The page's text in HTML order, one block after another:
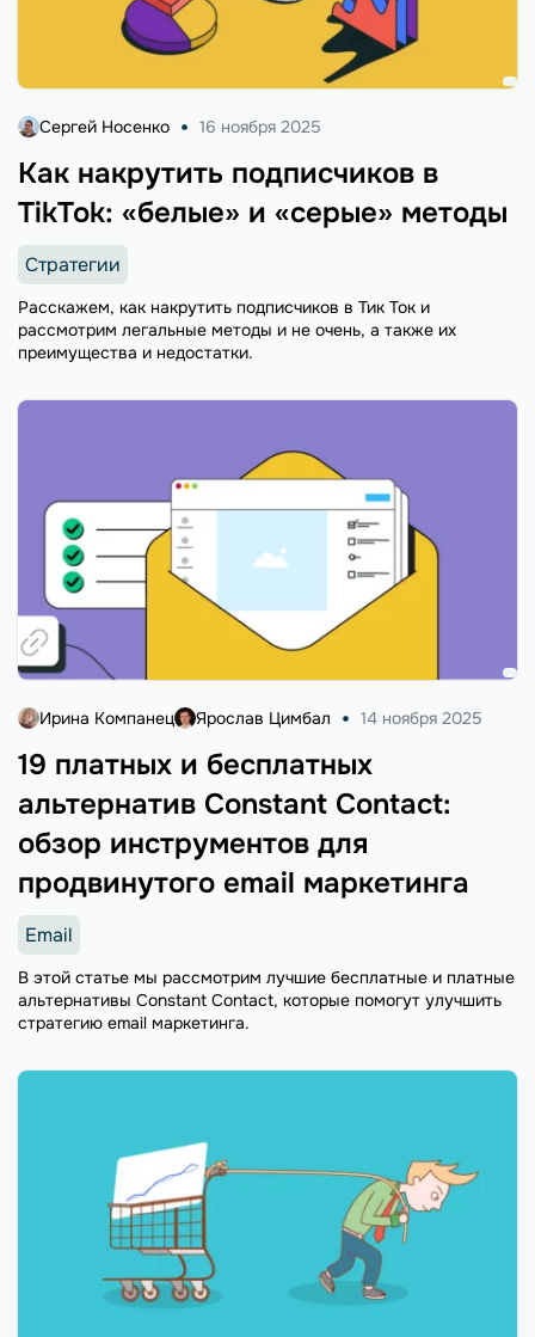
Как накрутить подписчиков в
TikTok: «белые» и «серые» методы
Сергей Носенко 16 ноября 2025
Стратегии
Расскажем, как накрутить подписчиков в Тик Ток и
рассмотрим легальные методы и не очень, а также их
преимущества и недостатки.
19 платных и бесплатных
альтернатив Constant Contact:
обзор инструментов для
продвинутого email маркетинга
Ирина Компанец Ярослав Цимбал 14 ноября 2025
Email
В этой статье мы рассмотрим лучшие бесплатные и платные
альтернативы Constant Contact, которые помогут улучшить
стратегию email маркетинга.